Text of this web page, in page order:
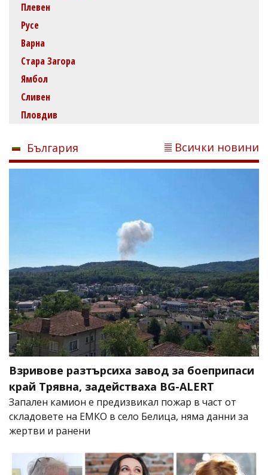
Плевен
Русе
Варна
Стара Загора
Ямбол
Сливен
Пловдив
България Всички новини
Взривове разтърсиха завод за боеприпаси
край Трявна, задействаха BG-ALERT
Запален камион е предизвикал пожар в част от
складовете на ЕМКО в село Белица, няма данни за
жертви и ранени